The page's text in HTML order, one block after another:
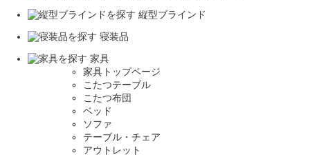
縦型ブラインド
寝装品
家具
家具トップページ
こたつテーブル
こたつ布団
ベッド
ソファ
テーブル・チェア
アウトレット